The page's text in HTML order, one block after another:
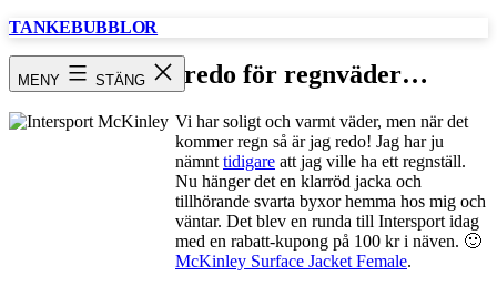
Hoppa
TANKEBUBBLOR
MENY STÄNG
Nu är jag redo för regnväder…
Vi har soligt och varmt väder, men när det
kommer regn så är jag redo! Jag har ju
nämnt tidigare att jag ville ha ett regnställ.
Nu hänger det en klarröd jacka och
tillhörande svarta byxor hemma hos mig och
väntar. Det blev en runda till Intersport idag
med en rabatt-kupong på 100 kr i näven. 🙂
McKinley Surface Jacket Female.